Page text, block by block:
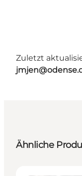
Zuletzt
Ähnliche